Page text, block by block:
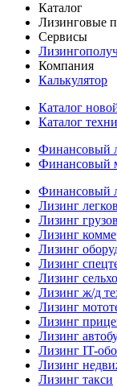
Каталог
Лизинговые
Сервисы
Компания
Калькулятор
Каталог
Каталог
Финансовый
Финансовый
Финансовый
Лизинг
Лизинг
Лизинг
Лизинг
Лизинг
Лизинг
Лизинг ж/д
Лизинг
Лизинг
Лизинг
Лизинг IT-
Лизинг
Лизинг такси